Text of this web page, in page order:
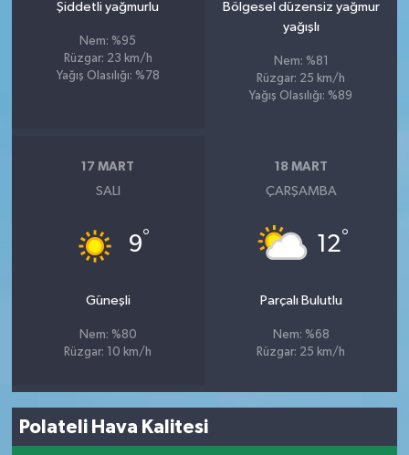
Şiddetli yağmurlu
Nem: %95
Rüzgar: 23 km/h
Yağış Olasılığı: %78
Bölgesel düzensiz yağmur
yağışlı
Nem: %81
Rüzgar: 25 km/h
Yağış Olasılığı: %89
17 MART
SALI
9°
Güneşli
Nem: %80
Rüzgar: 10 km/h
18 MART
ÇARŞAMBA
12°
Parçalı Bulutlu
Nem: %68
Rüzgar: 25 km/h
Polateli Hava Kalitesi